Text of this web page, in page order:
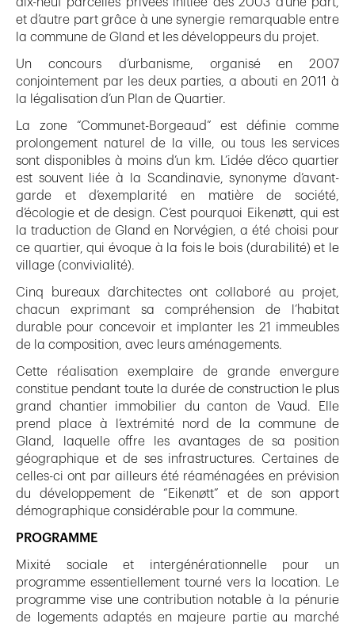
et d’autre part grâce à une synergie remarquable entre
la commune de Gland et les développeurs du projet.
Un concours d’urbanisme, organisé en 2007
conjointement par les deux parties, a abouti en 2011 à
la légalisation d’un Plan de Quartier.
La zone “Communet-Borgeaud” est définie comme
prolongement naturel de la ville, ou tous les services
sont disponibles à moins d’un km. L’idée d’éco quartier
est souvent liée à la Scandinavie, synonyme d’avant-
garde et d’exemplarité en matière de société,
d’écologie et de design. C’est pourquoi Eikenøtt, qui est
la traduction de Gland en Norvégien, a été choisi pour
ce quartier, qui évoque à la fois le bois (durabilité) et le
village (convivialité).
Cinq bureaux d’architectes ont collaboré au projet,
chacun exprimant sa compréhension de l’habitat
durable pour concevoir et implanter les 21 immeubles
de la composition, avec leurs aménagements.
Cette réalisation exemplaire de grande envergure
constitue pendant toute la durée de construction le plus
grand chantier immobilier du canton de Vaud. Elle
prend place à l’extrémité nord de la commune de
Gland, laquelle offre les avantages de sa position
géographique et de ses infrastructures. Certaines de
celles-ci ont par ailleurs été réaménagées en prévision
du développement de “Eikenøtt” et de son apport
démographique considérable pour la commune.
PROGRAMME
Mixité sociale et intergénérationnelle pour un
programme essentiellement tourné vers la location. Le
programme vise une contribution notable à la pénurie
de logements adaptés en majeure partie au marché